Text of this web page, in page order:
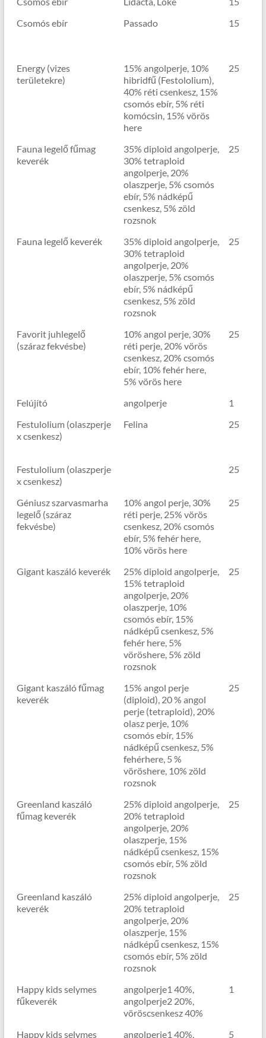
Csomós ebír
Passado 15
Energy (vizes
területekre)
15% angolperje, 10%
hibridfű (Festololium),
40% réti csenkesz, 15%
csomós ebír, 5% réti
komócsin, 15% vörös
here
25
Fauna legelő fűmag
keverék
35% diploid angolperje,
30% tetraploid
angolperje, 20%
olaszperje, 5% csomós
ebír, 5% nádképű
csenkesz, 5% zöld
rozsnok
25
Fauna legelő keverék
35% diploid angolperje,
30% tetraploid
angolperje, 20%
olaszperje, 5% csomós
ebír, 5% nádképű
csenkesz, 5% zöld
rozsnok
25
Favorit juhlegelő
(száraz fekvésbe)
10% angol perje, 30%
réti perje, 20% vörös
csenkesz, 20% csomós
ebír, 10% fehér here,
5% vörös here
25
Felújító angolperje
1
Festulolium (olaszperje
x csenkesz)
Felina 25
Festulolium (olaszperje
x csenkesz)
25
Géniusz szarvasmarha
legelő (száraz
fekvésbe)
10% angol perje, 30%
réti perje, 25% vörös
csenkesz, 20% csomós
ebír, 5% fehér here,
10% vörös here
25
Gigant kaszáló keverék
25% diploid angolperje,
15% tetraploid
angolperje, 20%
olaszperje, 10%
csomós ebír, 15%
nádképű csenkesz, 5%
fehér here, 5%
vöröshere, 5% zöld
rozsnok
25
Gigant kaszáló fűmag
keverék
15% angol perje
(diploid), 20 % angol
perje (tetraploid), 20%
olasz perje, 10%
csomós ebír, 15%
nádképű csenkesz, 5%
fehérhere, 5 %
vöröshere, 10% zöld
rozsnok
25
Greenland kaszáló
fűmag keverék
25% diploid angolperje,
20% tetraploid
angolperje, 20%
olaszperje, 15%
nádképű csenkesz, 15%
csomós ebír, 5% zöld
rozsnok
25
Greenland kaszáló
keverék
25% diploid angolperje,
20% tetraploid
angolperje, 20%
olaszperje, 15%
nádképű csenkesz, 15%
csomós ebír, 5% zöld
rozsnok
25
Happy kids selymes
fűkeverék
angolperje1 40%,
angolperje2 20%,
vöröscsenkesz 40%
1
Happy kids selymes angolperje1 40%, 5